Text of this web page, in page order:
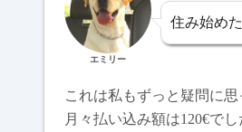
エミリー
住み始め
これは私もずっと疑問に
月々払い込み額は120€で